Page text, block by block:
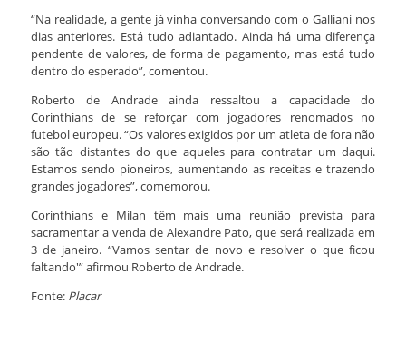
“Na realidade, a gente já vinha conversando com o Galliani nos
dias anteriores. Está tudo adiantado. Ainda há uma diferença
pendente de valores, de forma de pagamento, mas está tudo
dentro do esperado”, comentou.
Roberto de Andrade ainda ressaltou a capacidade do
Corinthians de se reforçar com jogadores renomados no
futebol europeu. “Os valores exigidos por um atleta de fora não
são tão distantes do que aqueles para contratar um daqui.
Estamos sendo pioneiros, aumentando as receitas e trazendo
grandes jogadores”, comemorou.
Corinthians e Milan têm mais uma reunião prevista para
sacramentar a venda de Alexandre Pato, que será realizada em
3 de janeiro. “Vamos sentar de novo e resolver o que ficou
faltando'” afirmou Roberto de Andrade.
Fonte:Placar